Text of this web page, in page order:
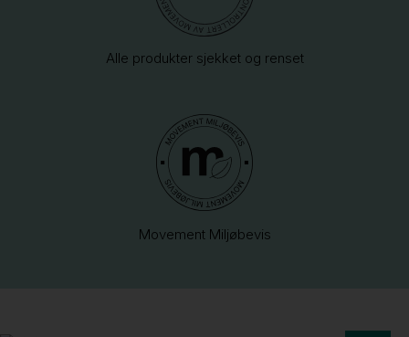
Alle produkter sjekket og renset
Movement Miljøbevis